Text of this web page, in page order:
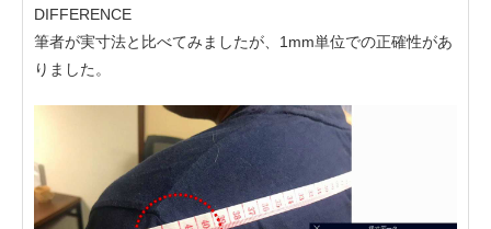
DIFFERENCE
筆者が実寸法と比べてみましたが、1mm単位での正確性があ
りました。